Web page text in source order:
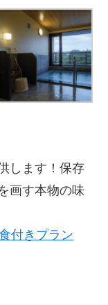
します！保存
画す本物の味
付きプラン